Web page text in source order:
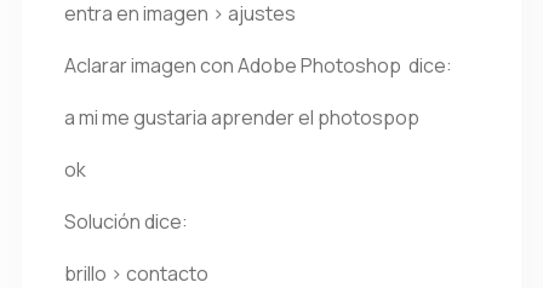
entra en imagen > ajustes
Aclarar imagen con Adobe Photoshop dice:
a mi me gustaria aprender el photospop
ok
Solución dice:
brillo > contacto